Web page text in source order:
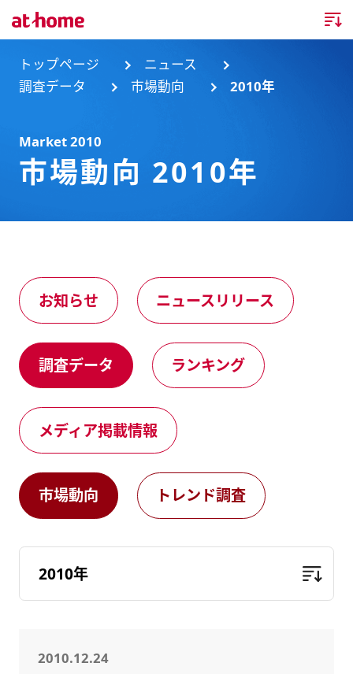
トップページ
企業理念
会社概要
沿革
サステナビリティ
健康経営
CM・動画紹介
ニュースTOP
お知らせ
調査データ
ランキング
メディア掲載情報
事業内容
消費者向け不動産情報サービス
不動産業務支援サービス
キャリア採用情報
障がい者採用情報
トップページ
ニュース
調査データ
市場動向 2010年
市場動向 2010年
Market 2010
お知らせ ニュースリリース
調査データ ランキング
メディア掲載情報
市場動向 トレンド調査
2010.12.24